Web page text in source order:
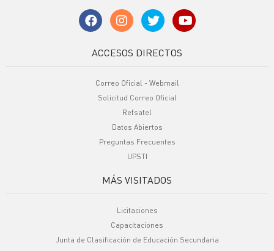
ACCESOS DIRECTOS
Correo Oficial - Webmail
Solicitud Correo Oficial
Refsatel
Datos Abiertos
Preguntas Frecuentes
UPSTI
MÁS VISITADOS
Licitaciones
Capacitaciones
Junta de Clasificación de Educación Secundaria